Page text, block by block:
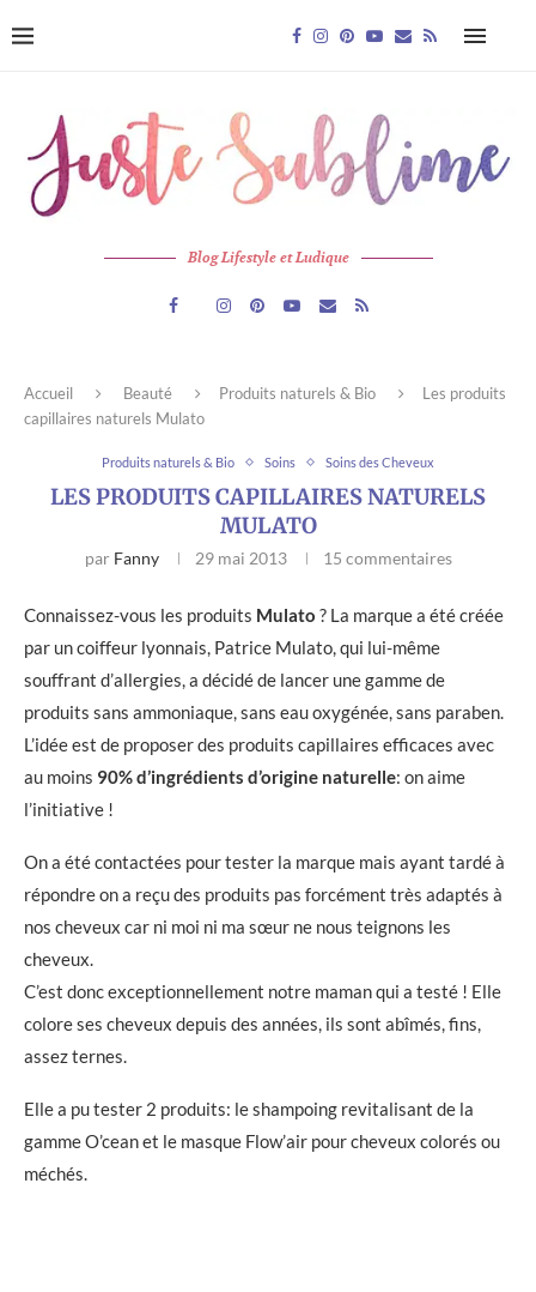
Blog Lifestyle et Ludique
Accueil Beauté Produits naturels & Bio
Les produits
capillaires naturels Mulato
Produits naturels & Bio Soins Soins des Cheveux
LES PRODUITS CAPILLAIRES NATURELS
MULATO
par Fanny 29 mai 2013 15 commentaires
Connaissez-vous les produits Mulato ? La marque a été créée
par un coiffeur lyonnais, Patrice Mulato, qui lui-même
souffrant d’allergies, a décidé de lancer une gamme de
produits sans ammoniaque, sans eau oxygénée, sans paraben.
L’idée est de proposer des produits capillaires efficaces avec
au moins 90% d’ingrédients d’origine naturelle: on aime
l’initiative !
On a été contactées pour tester la marque mais ayant tardé à
répondre on a reçu des produits pas forcément très adaptés à
nos cheveux car ni moi ni ma sœur ne nous teignons les
cheveux.
C’est donc exceptionnellement notre maman qui a testé ! Elle
colore ses cheveux depuis des années, ils sont abîmés, fins,
assez ternes.
Elle a pu tester 2 produits: le shampoing revitalisant de la
gamme O’cean et le masque Flow’air pour cheveux colorés ou
méchés.